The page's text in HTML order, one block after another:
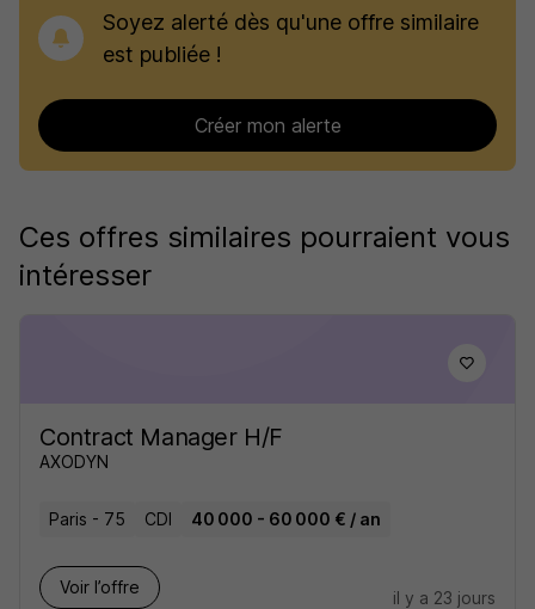
Soyez alerté dès qu'une offre similaire
est publiée !
Créer mon alerte
Ces offres similaires pourraient vous
intéresser
Contract Manager H/F
AXODYN
Paris - 75 CDI 40 000 - 60 000 € / an
Voir l’offre
il y a 23 jours